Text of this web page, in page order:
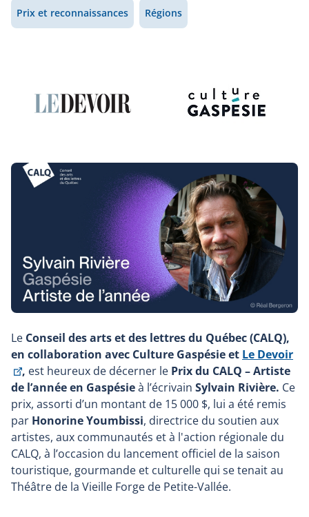
Prix et reconnaissances Régions
Le Conseil des arts et des lettres du Québec (CALQ),
en collaboration avec Culture Gaspésie et Le Devoir
Ce
lien
s'ouvrira
dans
une
nouvelle
fenêtre
, est heureux de décerner le Prix du CALQ – Artiste
de l’année en Gaspésieà l’écrivain Sylvain Rivière. Ce
prix, assorti d’un montant de 15 000 $, lui a été remis
par Honorine Youmbissi, directrice du soutien aux
artistes, aux communautés et à l'action régionale du
CALQ, à l’occasion du lancement officiel de la saison
touristique, gourmande et culturelle qui se tenait au
Théâtre de la Vieille Forge de Petite-Vallée.